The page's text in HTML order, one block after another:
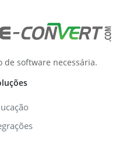
de software necessária.